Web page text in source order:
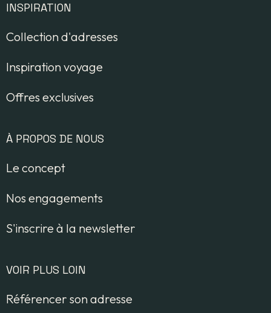
INSPIRATION
Collection d'adresses
Inspiration voyage
Offres exclusives
À PROPOS DE NOUS
Le concept
Nos engagements
S'inscrire à la newsletter
VOIR PLUS LOIN
Référencer son adresse